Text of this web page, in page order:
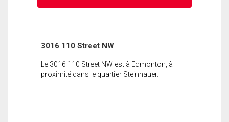
3016 110 Street NW
Le 3016 110 Street NW est à Edmonton, à
proximité dans le quartier Steinhauer.